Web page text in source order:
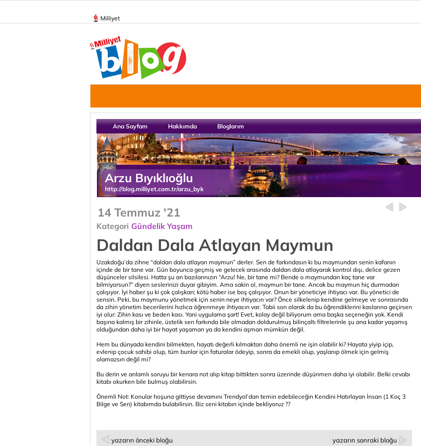
Milliyet
Ana Sayfam Hakkımda Bloglarım
Arzu Bıyıklıoğlu
http://blog.milliyet.com.tr/arzu_byk
14 Temmuz '21
Kategori Gündelik Yaşam
Daldan Dala Atlayan Maymun
Uzakdoğu’da zihne “daldan dala atlayan maymun” derler. Sen de farkındasın ki bu maymundan senin kafanın
içinde de bir tane var. Gün boyunca geçmiş ve gelecek arasında daldan dala atlayarak kontrol dışı, delice gezen
düşünceler silsilesi. Hatta şu an bazılarınızın “Arzu! Ne, bir tane mi? Bende o maymundan kaç tane var
bilmiyorsun?” diyen seslerinizi duyar gibiyim. Ama sakin ol, maymun bir tane. Ancak bu maymun hiç durmadan
çalışıyor. İyi haber şu ki çok çalışkan; kötü haber ise boş çalışıyor. Onun bir yöneticiye ihtiyacı var. Bu yönetici de
sensin. Peki, bu maymunu yönetmek için senin neye ihtiyacın var? Önce silkelenip kendine gelmeye ve sonrasında
da zihin yönetim becerilerini hızlıca öğrenmeye ihtiyacın var. Tabii son olarak da bu öğrendiklerini kaslarına geçirsen
iyi olur: Zihin kası ve beden kası. Yani uygulama şart! Evet, kolay değil biliyorum ama başka seçeneğin yok. Kendi
başına kalmış bir zihinle, üstelik sen farkında bile olmadan doldurulmuş bilinçaltı filtrelerinle şu ana kadar yaşamış
olduğundan daha iyi bir hayat yaşaman ya da kendini aşman mümkün değil.
Hem bu dünyada kendini bilmekten, hayatı değerli kılmaktan daha önemli ne işin olabilir ki? Hayata yiyip içip,
evlenip çocuk sahibi olup, tüm bunlar için faturalar ödeyip, sonra da emekli olup, yaşlanıp ölmek için gelmiş
olamazsın değil mi?
Bu derin ve anlamlı soruyu bir kenara not alıp kitap bittikten sonra üzerinde düşünmen daha iyi olabilir. Belki cevabı
kitabı okurken bile bulmuş olabilirsin.
Önemli Not: Konular hoşuna gittiyse devamını Trendyol’dan temin edebileceğin Kendini Hatırlayan İnsan (1 Koç 3
Bilge ve Sen) kitabımda bulabilirsin. Biz seni kitabın içinde bekliyoruz ??
yazarın önceki bloğu yazarın sonraki bloğu